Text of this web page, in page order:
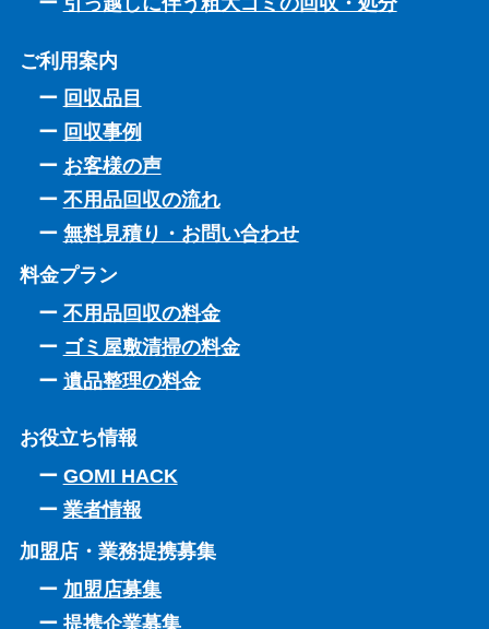
ご利用案内
回収品目
回収事例
お客様の声
不用品回収の流れ
無料見積り・お問い合わせ
料金プラン
不用品回収の料金
ゴミ屋敷清掃の料金
遺品整理の料金
お役立ち情報
GOMI HACK
業者情報
加盟店・業務提携募集
加盟店募集
提携企業募集